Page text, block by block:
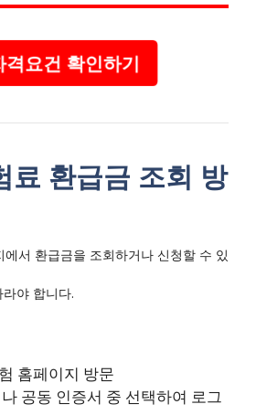
요건 확인하기
료 환급금 조회 방
서 환급금을 조회하거나 신청할 수 있
야 합니다.
홈페이지 방문
공동 인증서 중 선택하여 로그